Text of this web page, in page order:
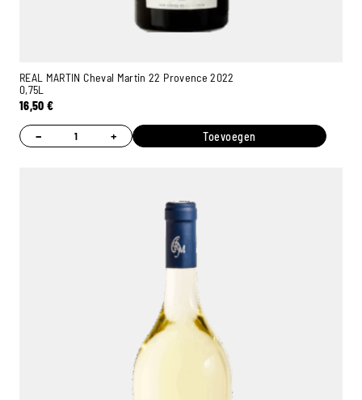
REAL MARTIN Cheval Martin 22 Provence 2022
0,75L
16,50€
− + Toevoegen